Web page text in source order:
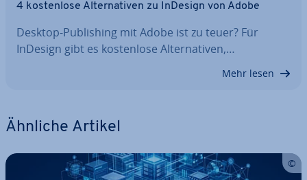
4 kos­ten­lo­se Al­ter­na­ti­ven zu InDesign von Adobe
Desktop-Pu­bli­shing mit Adobe ist zu teuer? Für
InDesign gibt es kos­ten­lo­se Al­ter­na­ti­ven,…
Mehr lesen
Ähnliche Artikel